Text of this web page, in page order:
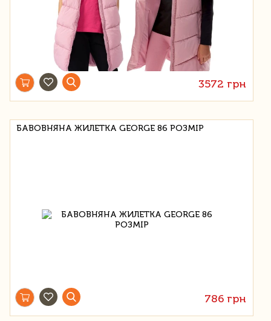
3572 грн
БАВОВНЯНА ЖИЛЕТКА GEORGE 86 РОЗМІР
786 грн